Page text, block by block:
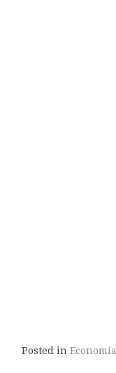
Posted in Economía